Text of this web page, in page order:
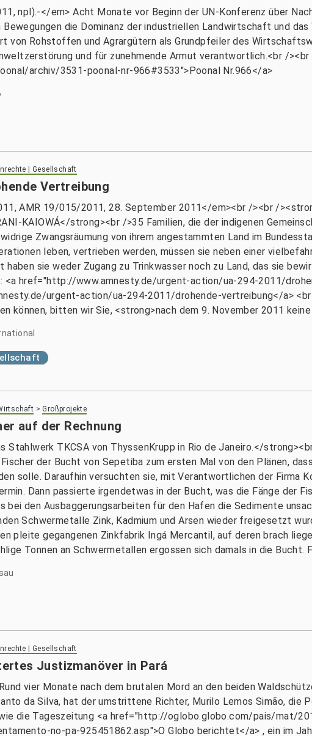
npl).-</em> Acht Monate vor Beginn der UN-Konferenz über
die Dominanz der industriellen Landwirtschaft und
von Rohstoffen und Agrargütern als Grundpfeiler des
und für zunehmende Armut verantwortlich.<br /
archiv/3531-poonal-nr-966#3533">Poonal Nr.966</a>
| Gesellschaft
Vertreibung
AMR 19/015/2011, 28. September 2011</em><br /><br /
KAIOWÁ</strong><br />35 Familien, die der indigenen
Zwangsräumung von ihrem angestammten Land im
leben, vertrieben werden, müssen sie neben einer
haben sie weder Zugang zu Trinkwasser noch zu Land, das sie
<a href="http://www.amnesty.de/urgent-action/ua-294-2011/
urgent-action/ua-294-2011/drohende-vertreibung</a>
können, bitten wir Sie, <strong>nach dem 9. November 2011
>Großprojekte
auf der Rechnung
Stahlwerk TKCSA von ThyssenKrupp in Rio de Janeiro.</
der Bucht von Sepetiba zum ersten Mal von den Plänen,
solle. Daraufhin versuchten sie, mit Verantwortlichen der Firma
Dann passierte irgendetwas in der Bucht, was die Fänge der
bei den Ausbaggerungsarbeiten für den Hafen die Sedimente
Schwermetalle Zink, Kadmium und Arsen wieder freigesetzt
pleite gegangenen Zinkfabrik Ingá Mercantil, auf deren brach
Tonnen an Schwermetallen ergossen sich damals in die
| Gesellschaft
Justizmanöver in Pará
vier Monate nach dem brutalen Mord an den beiden
da Silva, hat der umstrittene Richter, Murilo Lemos Simão, die
die Tageszeitung <a href="http://oglobo.globo.com/pais/mat/
no-pa-925451862.asp">O Globo berichtet</a> , ein im